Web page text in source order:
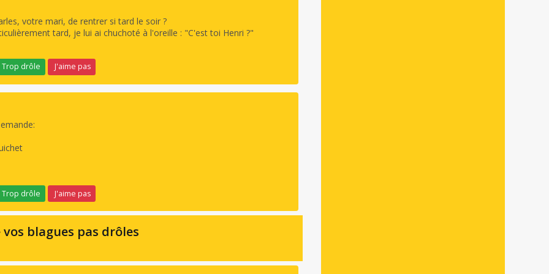
votre mari, de rentrer si tard le soir ?
tard, je lui ai chuchoté à l'oreille : "C'est toi Henri ?"
Trop drôle J'aime pas
Trop drôle J'aime pas
blagues pas drôles